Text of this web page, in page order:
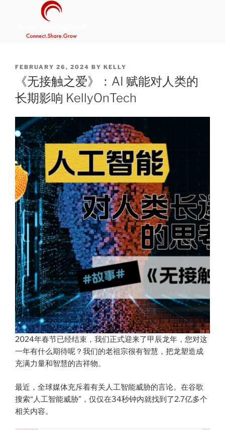
POSTED
ON
FEBRUARY 26, 2024 BY KELLY
《无接触之爱》：AI 赋能对人类的
长期影响 KellyOnTech
2024年春节已经结束，我们正式迎来了甲辰龙年，您对这
一年有什么期待呢？我们的老祖宗很有智慧，把龙塑造成
充满力量和智慧的吉祥物。
最近，全球媒体充斥着有关人工智能威胁的言论。在谷歌
搜索“人工智能威胁”，仅仅在34秒钟内就找到了2.7亿多个
相关内容。